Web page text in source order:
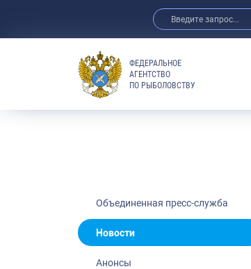
ФЕДЕРАЛЬНОЕ
АГЕНТСТВО
ПО РЫБОЛОВСТВУ
Объединенная пресс-служба
Новости
Анонсы